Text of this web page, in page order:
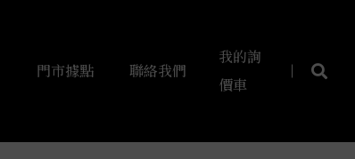
門市據點 聯絡我們
我的詢
價車